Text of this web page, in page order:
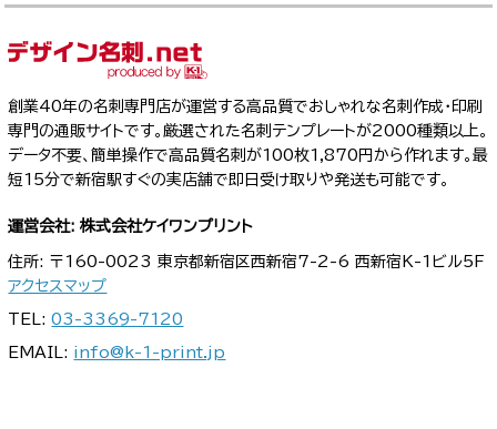
創業40年の名刺専門店が運営する高品質でおしゃれな名刺作成・印刷
専門の通販サイトです。厳選された名刺テンプレートが2000種類以上。
データ不要、簡単操作で高品質名刺が100枚1,870円から作れます。最
短15分で新宿駅すぐの実店舗で即日受け取りや発送も可能です。
運営会社: 株式会社ケイワンプリント
住所: 〒160-0023 東京都新宿区西新宿7-2-6 西新宿K-1ビル5F
アクセスマップ
TEL:03-3369-7120
EMAIL: info@k-1-print.jp